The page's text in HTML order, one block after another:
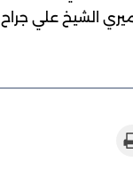
الشيخ علي